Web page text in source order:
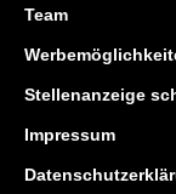
Team
Stellenanzeige
Impressum